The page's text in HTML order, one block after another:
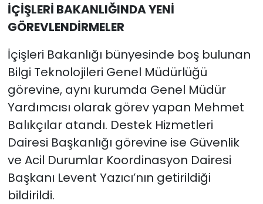
İÇİŞLERİ BAKANLIĞINDA YENİ
GÖREVLENDİRMELER
İçişleri Bakanlığı bünyesinde boş bulunan
Bilgi Teknolojileri Genel Müdürlüğü
görevine, aynı kurumda Genel Müdür
Yardımcısı olarak görev yapan Mehmet
Balıkçılar atandı. Destek Hizmetleri
Dairesi Başkanlığı görevine ise Güvenlik
ve Acil Durumlar Koordinasyon Dairesi
Başkanı Levent Yazıcı’nın getirildiği
bildirildi.